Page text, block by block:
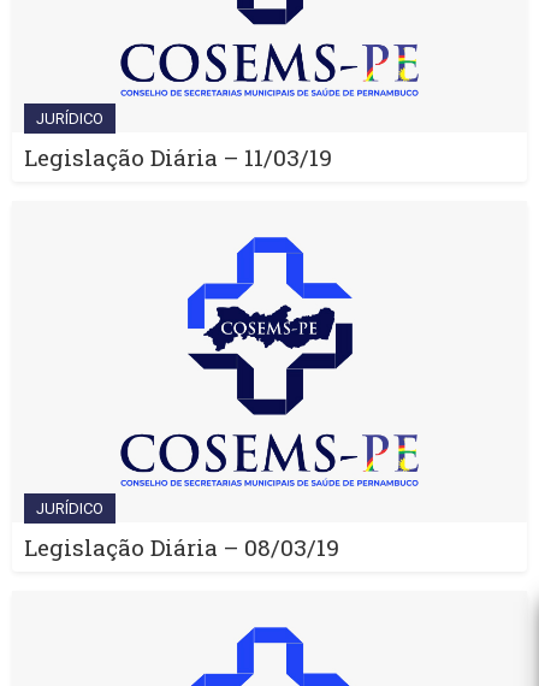
JURÍDICO
Legislação Diária – 11/03/19
JURÍDICO
Legislação Diária – 08/03/19